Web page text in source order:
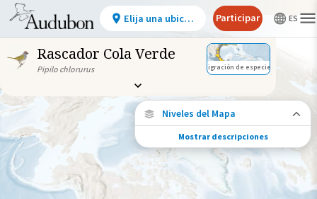
Rascador Cola Verde
Pipilo chlorurus Migración de especies
Niveles del Mapa
Migración de especies
Vea dónde viaja esta especie durante todo
el año.
Abundancia de esta especie
Mostrar descripciones
Elija una ubicación Participar